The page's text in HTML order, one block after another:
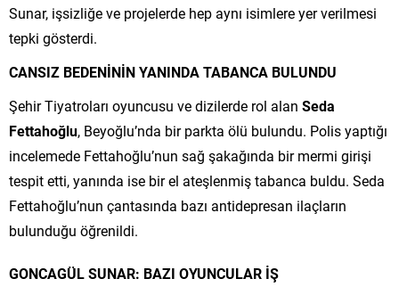
Sunar, işsizliğe ve projelerde hep aynı isimlere yer verilmesi
tepki gösterdi.
CANSIZ BEDENİNİN YANINDA TABANCA BULUNDU
Şehir Tiyatroları oyuncusu ve dizilerde rol alan Seda
Fettahoğlu, Beyoğlu’nda bir parkta ölü bulundu. Polis yaptığı
incelemede Fettahoğlu’nun sağ şakağında bir mermi girişi
tespit etti, yanında ise bir el ateşlenmiş tabanca buldu. Seda
Fettahoğlu’nun çantasında bazı antidepresan ilaçların
bulunduğu öğrenildi.
GONCAGÜL SUNAR: BAZI OYUNCULAR İŞ